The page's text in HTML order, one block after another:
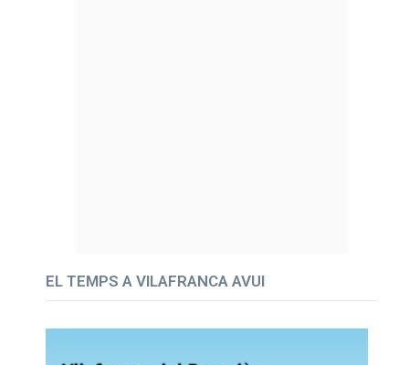
EL TEMPS A VILAFRANCA AVUI